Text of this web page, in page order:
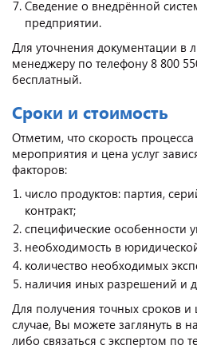
Сведение о внедрённой
предприятии.
Для уточнения документации в
менеджеру по телефону 8 800
бесплатный.
Сроки и стоимость
Отметим, что скорость процесса
мероприятия и цена услуг
факторов:
число продуктов: партия,
контракт;
специфические особенности
необходимость в
количество необходимых
наличия иных разрешений и
Для получения точных сроков
случае, Вы можете заглянуть в
либо связаться с экспертом по